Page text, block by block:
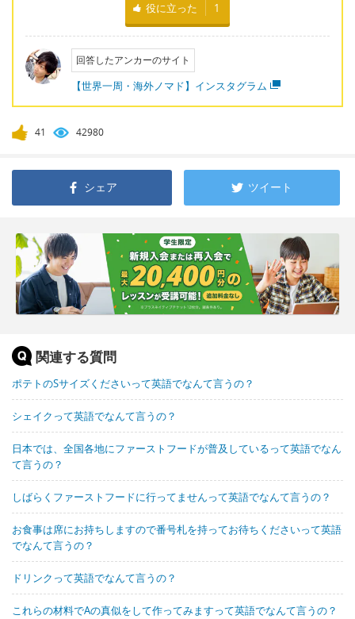
役に立った 1
回答したアンカーのサイト
【世界一周・海外ノマド】インスタグラム
41 42980
シェア ツイート
関連する質問
ポテトのSサイズくださいって英語でなんて言うの？
シェイクって英語でなんて言うの？
日本では、全国各地にファーストフードが普及しているって英語でなん
て言うの？
しばらくファーストフードに行ってませんって英語でなんて言うの？
お食事は席にお持ちしますので番号札を持ってお待ちくださいって英語
でなんて言うの？
ドリンクって英語でなんて言うの？
これらの材料でAの真似をして作ってみますって英語でなんて言うの？